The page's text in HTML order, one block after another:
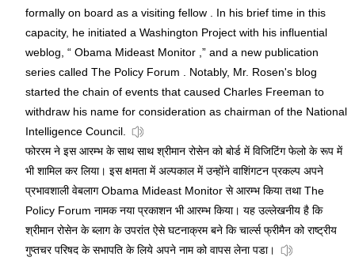
formally on board as a visiting fellow . In his brief time in this
capacity, he initiated a Washington Project with his influential
weblog, “ Obama Mideast Monitor ,” and a new publication
series called The Policy Forum . Notably, Mr. Rosen's blog
started the chain of events that caused Charles Freeman to
withdraw his name for consideration as chairman of the National
Intelligence Council.
फोररम ने इस आरम्भ के साथ साथ श्रीमान रोसेन को बोर्ड में विजिटिंग फेलो के रूप में
भी शामिल कर लिया। इस क्षमता में अल्पकाल में उन्होंने वाशिंगटन प्रकल्प अपने
प्रभावशाली वेबलाग Obama Mideast Monitor से आरम्भ किया तथा The
Policy Forum नामक नया प्रकाशन भी आरम्भ किया। यह उल्लेखनीय है कि
श्रीमान रोसेन के ब्लाग के उपरांत ऐसे घटनाक्रम बने कि चार्ल्स फ्रीमैन को राष्ट्रीय
गुप्तचर परिषद के सभापति के लिये अपने नाम को वापस लेना पडा।